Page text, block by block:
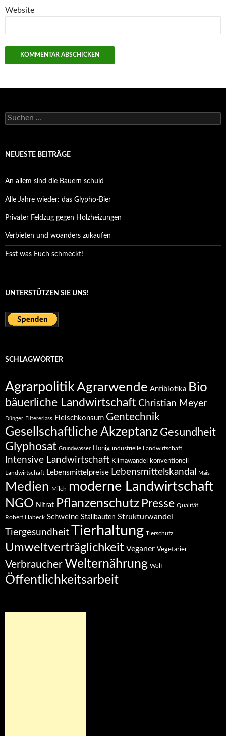
Website
Suchen
nach:
NEUESTE BEITRÄGE
An allem sind die Bauern schuld
Alle Jahre wieder: das Glypho-Bier
Privater Feldzug gegen Holzheizungen
Verbieten und woanders zukaufen
Esst was Euch schmeckt!
UNTERSTÜTZEN SIE UNS!
SCHLAGWÖRTER
AgrarpolitikAgrarwende Antibiotika Bio
bäuerliche Landwirtschaft Christian Meyer
Dünger Filtererlass Fleischkonsum Gentechnik
Gesellschaftliche Akzeptanz Gesundheit
Glyphosat Grundwasser Honig industrielle Landwirtschaft
Intensive Landwirtschaft Klimawandel konventionell
Landwirtschaft Lebensmittelpreise Lebensmittelskandal Mais
Medien Milch moderne Landwirtschaft
NGO Nitrat Pflanzenschutz Presse Qualität
Robert Habeck Schweine Stallbauten Strukturwandel
Tiergesundheit Tierhaltung Tierschutz
Umweltverträglichkeit Veganer Vegetarier
VerbraucherWelternährung Wolf
Öffentlichkeitsarbeit